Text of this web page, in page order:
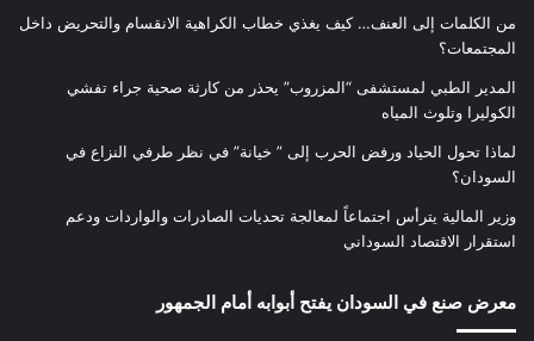
من الكلمات إلى العنف… كيف يغذي خطاب الكراهية الانقسام والتحريض داخل
المجتمعات؟
المدير الطبي لمستشفى “المزروب” يحذر من كارثة صحية جراء تفشي
الكوليرا وتلوث المياه
لماذا تحول الحياد ورفض الحرب إلى ” خيانة” في نظر طرفي النزاع في
السودان؟
وزير المالية يترأس اجتماعاً لمعالجة تحديات الصادرات والواردات ودعم
استقرار الاقتصاد السوداني
معرض صنع في السودان يفتح أبوابه أمام الجمهور